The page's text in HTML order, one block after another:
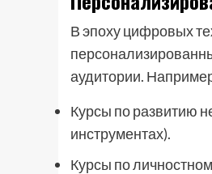
В эпоху цифровых
аудитории.
Курсы по развитию
инструментах).
Курсы по